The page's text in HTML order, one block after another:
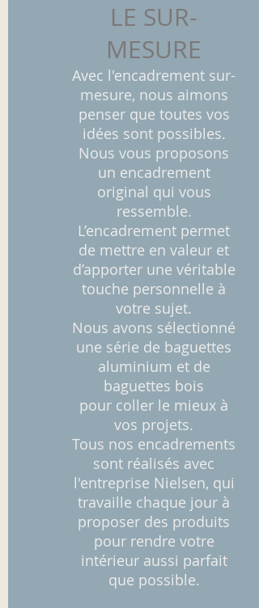
LE SUR-
MESURE
Avec l'encadrement sur-
mesure, nous aimons
penser que toutes vos
idées sont possibles.
Nous vous proposons
un encadrement
original qui vous
ressemble.
L’encadrement permet
de mettre en valeur et
d’apporter une véritable
touche personnelle à
votre sujet.
Nous avons sélectionné
une série de baguettes
aluminium et de
baguettes bois
pour coller le mieux à
vos projets.
Tous nos encadrements
sont réalisés avec
l'entreprise Nielsen, qui
travaille chaque jour à
proposer des produits
pour rendre votre
intérieur aussi parfait
que possible.